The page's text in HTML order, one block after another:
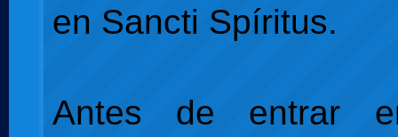
en Sancti Spíritus.
Antes de entrar